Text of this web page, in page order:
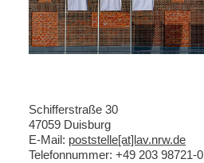
Schifferstraße 30
47059 Duisburg
E-Mail: poststelle[at]lav.nrw.de
Telefonnummer: +49 203 98721-0